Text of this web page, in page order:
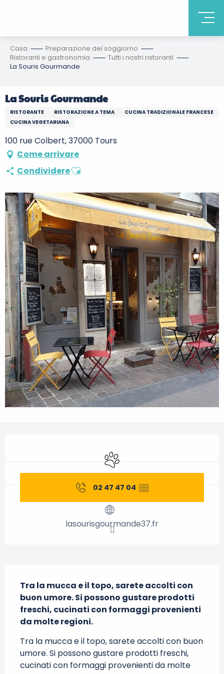
Casa
Preparazione del soggiorno
Ristoranti e gastronomia
Tutti i nostri ristoranti
La Souris Gourmande
La Souris Gourmande
RISTORANTE RISTORAZIONE A TEMA
CUCINA TRADIZIONALE FRANCESE
CUCINA VEGETARIANA
100 rue Colbert, 37000 Tours
Come arrivare
CondividereAjouter aux favoris
Animali ammessi
02 47 47 04 ▒▒
lasourisgourmande37.fr
Tra la mucca e il topo, sarete accolti con
buon umore. Si possono gustare prodotti
freschi, cucinati con formaggi provenienti
da molte regioni.
Tra la mucca e il topo, sarete accolti con buon
umore. Si possono gustare prodotti freschi,
cucinati con formaggi provenienti da molte